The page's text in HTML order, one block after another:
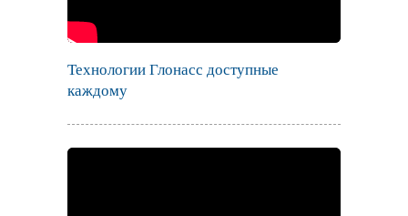
Технологии Глонасс доступные
каждому